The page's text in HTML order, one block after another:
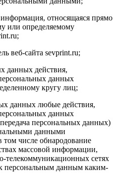
относящаяся прямо
или определяемому
веб-сайта sevprint.ru;
данных действия,
данных
кругу лиц;
данных любые действия,
данных
персональных данных)
данными
том числе обнародование
массовой информации,
телекоммуникационных сетях
персональным данным каким-